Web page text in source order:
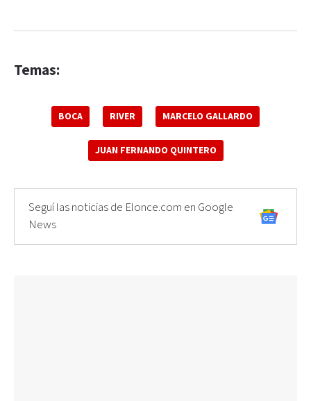
Temas:
BOCA RIVER MARCELO GALLARDO
JUAN FERNANDO QUINTERO
Seguí las noticias de Elonce.com en Google
News